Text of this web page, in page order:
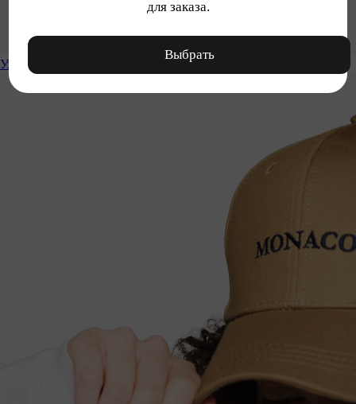
Уход
для заказа.
Выбрать